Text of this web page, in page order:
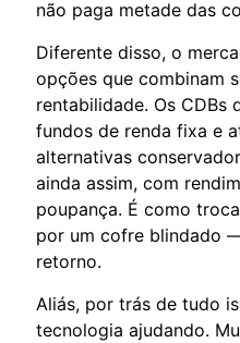
não paga metade das
Diferente disso, o
opções que combinam
rentabilidade. Os CDBs
fundos de renda fixa e
alternativas
ainda assim, com
poupança. É como
por um cofre blindado
retorno.
Aliás, por trás de tudo
tecnologia ajudando.